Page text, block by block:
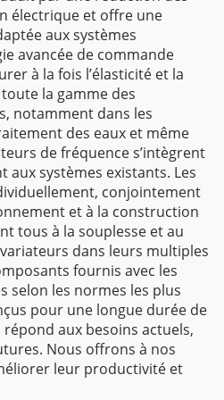
électrique et offre une
aux systèmes
avancée de commande
à la fois l’élasticité et la
la gamme des
notamment dans les
des eaux et même
de fréquence s’intègrent
systèmes existants. Les
conjointement
et à la construction
tous à la souplesse et au
dans leurs multiples
fournis avec les
selon les normes les plus
pour une longue durée de
aux besoins actuels,
Nous offrons à nos
leur productivité et